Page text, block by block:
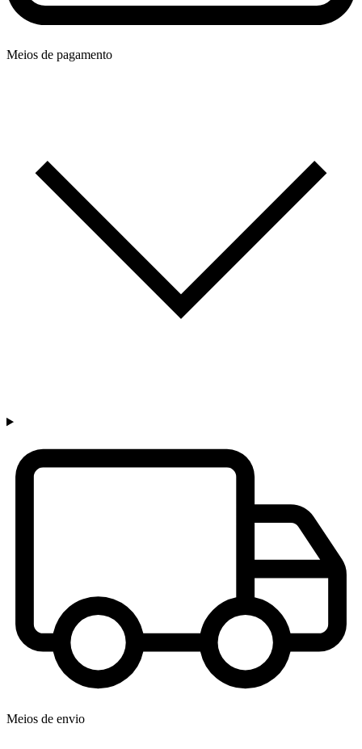
Meios de pagamento
Meios de envio